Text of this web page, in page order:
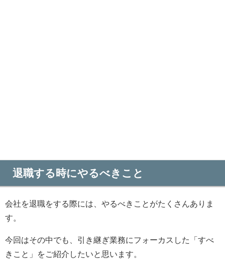
退職する時にやるべきこと
会社を退職をする際には、やるべきことがたくさんありま
す。
今回はその中でも、引き継ぎ業務にフォーカスした「すべ
きこと」をご紹介したいと思います。